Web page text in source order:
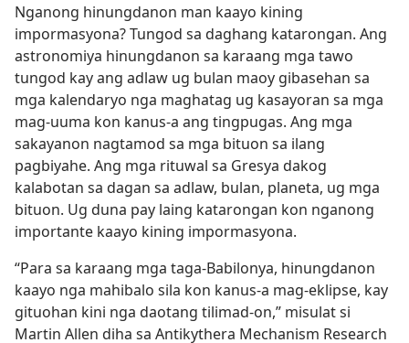
Nganong hinungdanon man kaayo kining
impormasyona? Tungod sa daghang katarongan. Ang
astronomiya hinungdanon sa karaang mga tawo
tungod kay ang adlaw ug bulan maoy gibasehan sa
mga kalendaryo nga maghatag ug kasayoran sa mga
mag-uuma kon kanus-a ang tingpugas. Ang mga
sakayanon nagtamod sa mga bituon sa ilang
pagbiyahe. Ang mga rituwal sa Gresya dakog
kalabotan sa dagan sa adlaw, bulan, planeta, ug mga
bituon. Ug duna pay laing katarongan kon nganong
importante kaayo kining impormasyona.
“Para sa karaang mga taga-Babilonya, hinungdanon
kaayo nga mahibalo sila kon kanus-a mag-eklipse, kay
gituohan kini nga daotang tilimad-on,” misulat si
Martin Allen diha sa Antikythera Mechanism Research